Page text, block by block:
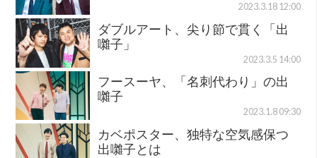
2023.3.18 12:00
ダブルアート、尖り節で貫く「出
囃子」
2023.3.5 14:00
フースーヤ、「名刺代わり」の出
囃子
2023.1.8 09:30
カベポスター、独特な空気感保つ
出囃子とは